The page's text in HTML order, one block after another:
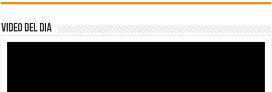
Video del dia